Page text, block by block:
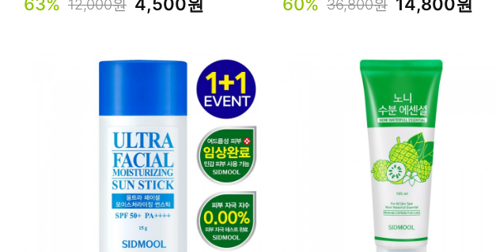
12,000원 36,800원